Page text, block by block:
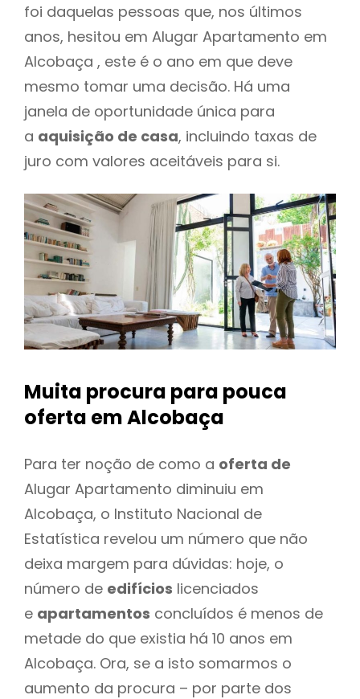
foi daquelas pessoas que, nos últimos
anos, hesitou em Alugar Apartamento em
Alcobaça , este é o ano em que deve
mesmo tomar uma decisão. Há uma
janela de oportunidade única para
a aquisição de casa, incluindo taxas de
juro com valores aceitáveis para si.
Muita procura para pouca
oferta em Alcobaça
Para ter noção de como a oferta de
Alugar Apartamento diminuiu em
Alcobaça, o Instituto Nacional de
Estatística revelou um número que não
deixa margem para dúvidas: hoje, o
número de edifícios licenciados
e apartamentos concluídos é menos de
metade do que existia há 10 anos em
Alcobaça. Ora, se a isto somarmos o
aumento da procura – por parte dos